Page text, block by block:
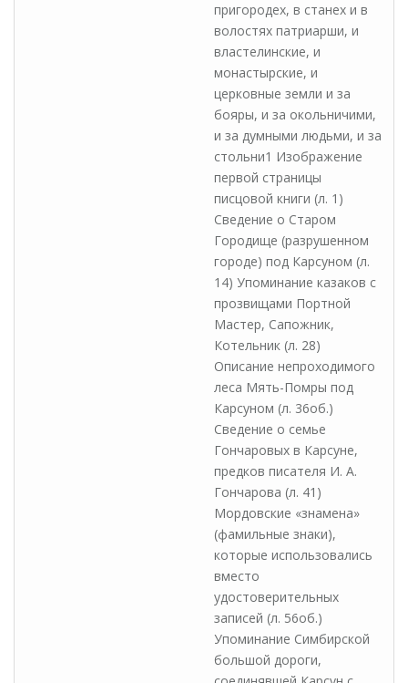
пригородех, в станех и в
волостях патриарши, и
властелинские, и
монастырские, и
церковные земли и за
бояры, и за окольничими,
и за думными людьми, и за
стольни1 Изображение
первой страницы
писцовой книги (л. 1)
Сведение о Старом
Городище (разрушенном
городе) под Карсуном (л.
14) Упоминание казаков с
прозвищами Портной
Мастер, Сапожник,
Котельник (л. 28)
Описание непроходимого
леса Мять-Помры под
Карсуном (л. 36об.)
Сведение о семье
Гончаровых в Карсуне,
предков писателя И. А.
Гончарова (л. 41)
Мордовские «знамена»
(фамильные знаки),
которые использовались
вместо
удостоверительных
записей (л. 56об.)
Упоминание Симбирской
большой дороги,